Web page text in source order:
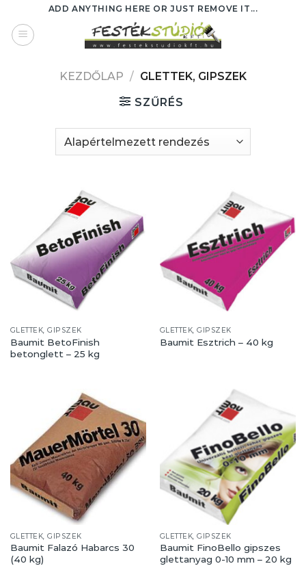
content
ADD ANYTHING HERE OR JUST REMOVE IT...
KEZDŐLAP / GLETTEK, GIPSZEK
SZŰRÉS
GLETTEK, GIPSZEK
Baumit BetoFinish
betonglett – 25 kg
GLETTEK, GIPSZEK
Baumit Esztrich – 40 kg
GLETTEK, GIPSZEK
Baumit Falazó Habarcs 30
(40 kg)
GLETTEK, GIPSZEK
Baumit FinoBello gipszes
glettanyag 0-10 mm – 20 kg